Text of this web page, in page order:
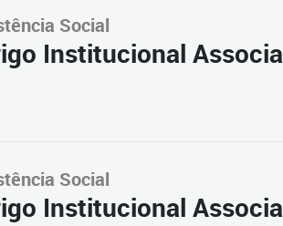
Social
Institucional
Social
Institucional